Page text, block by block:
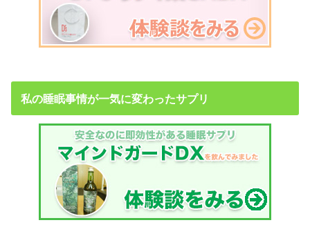
私の睡眠事情が一気に変わったサプリ